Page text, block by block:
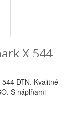
X 544
DTN. Kvalitné
S náplňami